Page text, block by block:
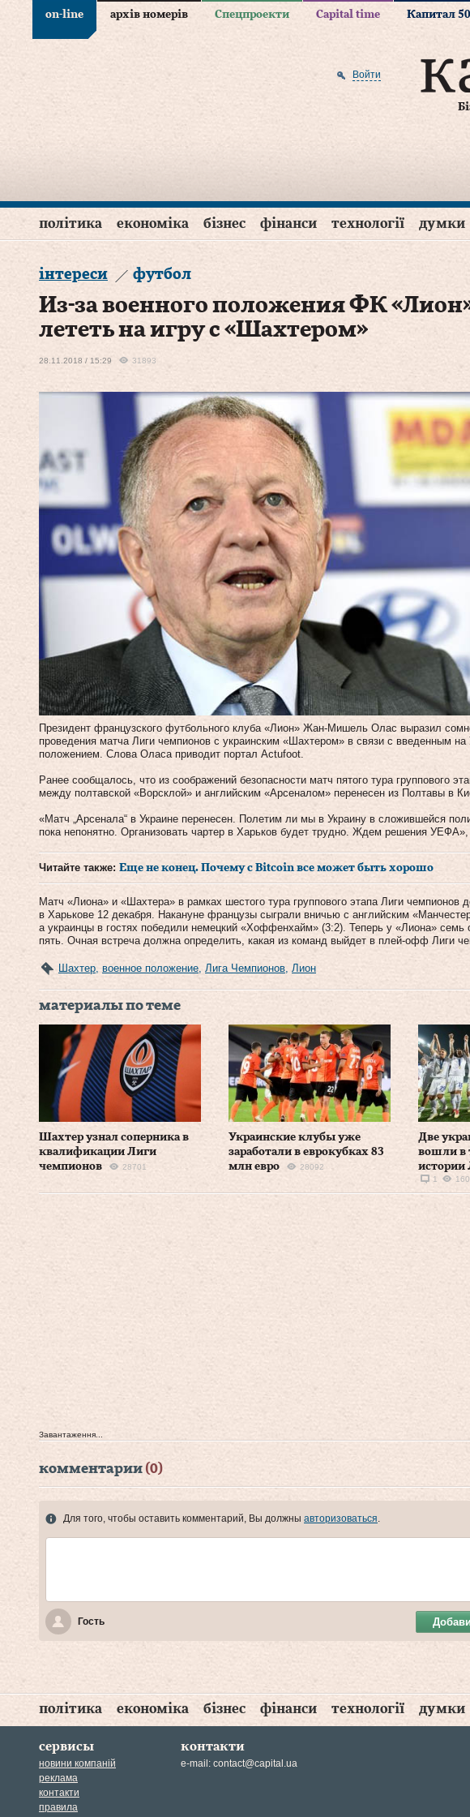
on-line архів номерів Спецпроекти Capital time Капитал
Войти
політика економіка бізнес фінанси технології думки
інтереси футбол
Из-за военного положения ФК
лететь на игру с «Шахтером»
28.11.2018 / 15:29 31893
Президент французского футбольного клуба «Лион» Жан-Мишель Олас выразил
проведения матча Лиги чемпионов с украинским «Шахтером» в связи с введенным на
положением. Слова Оласа приводит портал Actufoot.
Ранее сообщалось, что из соображений безопасности матч пятого тура группового
между полтавской «Ворсклой» и английским «Арсеналом» перенесен из Полтавы в
«Матч „Арсенала“ в Украине перенесен. Полетим ли мы в Украину в сложившейся
пока непонятно. Организовать чартер в Харьков будет трудно. Ждем решения
Читайте также: Еще не конец. Почему с Bitcoin все может быть хорошо
Матч «Лиона» и «Шахтера» в рамках шестого тура группового этапа Лиги чемпионов
в Харькове 12 декабря. Накануне французы сыграли вничью с английским
а украинцы в гостях победили немецкий «Хоффенхайм» (3:2). Теперь у «Лиона»
пять. Очная встреча должна определить, какая из команд выйдет в плей-офф Лиги
Шахтер военное положение Лига Чемпионов Лион
материалы по теме
Шахтер узнал соперника в
квалификации Лиги
чемпионов
28701
Украинские клубы уже
заработали в еврокубках 83
млн евро
28092
Две
вошли в
истории
1
Завантаження...
комментарии (0)
Для того, чтобы оставить комментарий, Вы должны авторизоваться
Гость
політика економіка бізнес фінанси технології думки
сервисы
новини компаній
реклама
контакти
правила
контакти
e-mail: contact@capital.ua